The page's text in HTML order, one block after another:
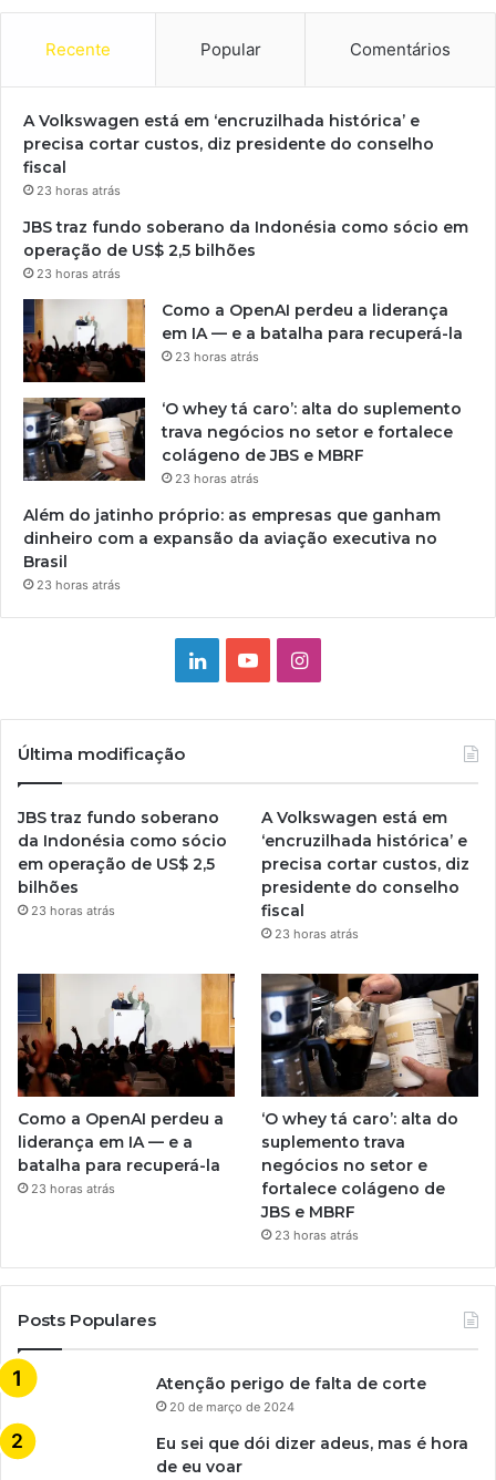
Recente Popular Comentários
A Volkswagen está em ‘encruzilhada histórica’ e
precisa cortar custos, diz presidente do conselho
fiscal
23 horas atrás
JBS traz fundo soberano da Indonésia como sócio em
operação de US$ 2,5 bilhões
23 horas atrás
Como a OpenAI perdeu a liderança
em IA — e a batalha para recuperá-la
23 horas atrás
‘O whey tá caro’: alta do suplemento
trava negócios no setor e fortalece
colágeno de JBS e MBRF
23 horas atrás
Além do jatinho próprio: as empresas que ganham
dinheiro com a expansão da aviação executiva no
Brasil
23 horas atrás
LinkedinYouTubeInstagram
Última modificação
JBS traz fundo soberano
da Indonésia como sócio
em operação de US$ 2,5
bilhões
23 horas atrás
A Volkswagen está em
‘encruzilhada histórica’ e
precisa cortar custos, diz
presidente do conselho
fiscal
23 horas atrás
Como a OpenAI perdeu a
liderança em IA — e a
batalha para recuperá-la
23 horas atrás
‘O whey tá caro’: alta do
suplemento trava
negócios no setor e
fortalece colágeno de
JBS e MBRF
23 horas atrás
Posts Populares
Atenção perigo de falta de corte
20 de março de 2024
Eu sei que dói dizer adeus, mas é hora
de eu voar